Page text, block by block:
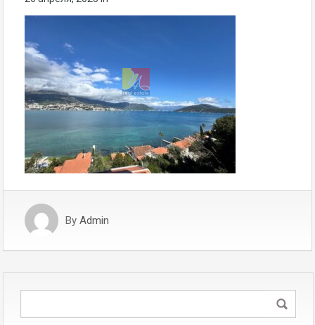
By Admin